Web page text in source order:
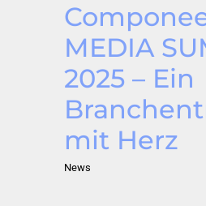
MEDIA
2025 – Ein
mit Herz
News